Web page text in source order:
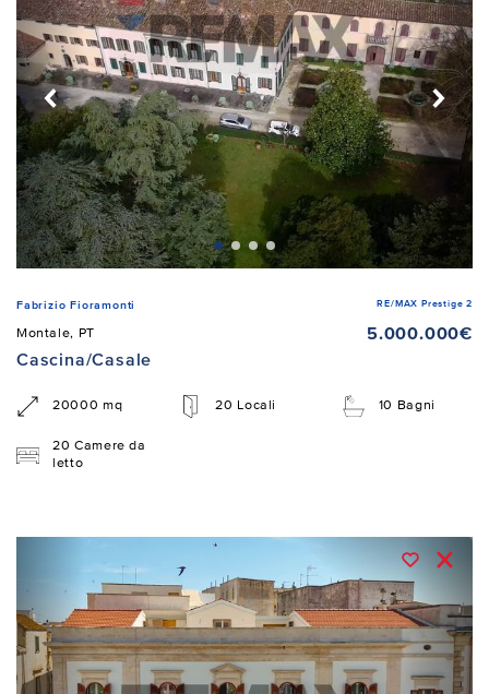
Fabrizio Fioramonti RE/MAX Prestige 2
Montale, PT
5.000.000€
Cascina/Casale
20000 mq 20 Locali 10 Bagni
20 Camere da
letto